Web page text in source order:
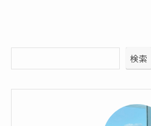
検索